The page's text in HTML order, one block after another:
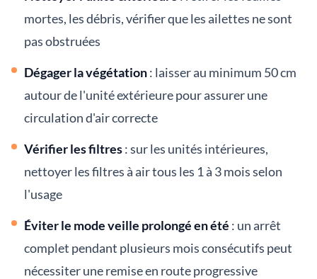
mortes, les débris, vérifier que les ailettes ne sont
pas obstruées
Dégager la végétation: laisser au minimum 50 cm
autour de l'unité extérieure pour assurer une
circulation d'air correcte
Vérifier les filtres: sur les unités intérieures,
nettoyer les filtres à air tous les 1 à 3 mois selon
l'usage
Éviter le mode veille prolongé en été : un arrêt
complet pendant plusieurs mois consécutifs peut
nécessiter une remise en route progressive